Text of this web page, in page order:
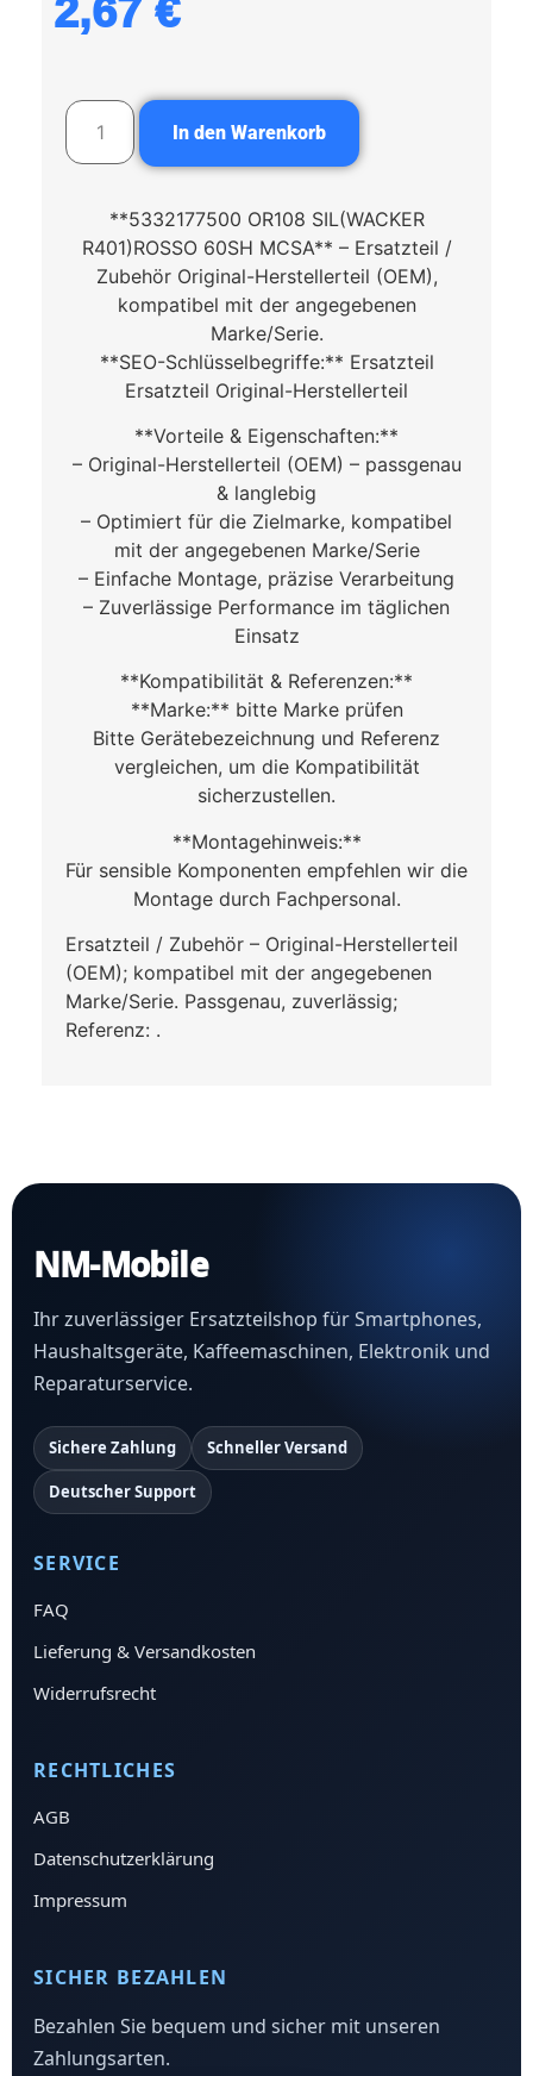
2,67 €
In den Warenkorb
**5332177500 OR108 SIL(WACKER
R401)ROSSO 60SH MCSA** – Ersatzteil /
Zubehör Original-Herstellerteil (OEM),
kompatibel mit der angegebenen
Marke/Serie.
**SEO-Schlüsselbegriffe:** Ersatzteil
Ersatzteil Original-Herstellerteil
**Vorteile & Eigenschaften:**
– Original-Herstellerteil (OEM) – passgenau
& langlebig
– Optimiert für die Zielmarke, kompatibel
mit der angegebenen Marke/Serie
– Einfache Montage, präzise Verarbeitung
– Zuverlässige Performance im täglichen
Einsatz
**Kompatibilität & Referenzen:**
**Marke:** bitte Marke prüfen
Bitte Gerätebezeichnung und Referenz
vergleichen, um die Kompatibilität
sicherzustellen.
**Montagehinweis:**
Für sensible Komponenten empfehlen wir die
Montage durch Fachpersonal.
Ersatzteil / Zubehör – Original-Herstellerteil
(OEM); kompatibel mit der angegebenen
Marke/Serie. Passgenau, zuverlässig;
Referenz: .
NM-Mobile
Ihr zuverlässiger Ersatzteilshop für Smartphones,
Haushaltsgeräte, Kaffeemaschinen, Elektronik und
Reparaturservice.
Sichere Zahlung Schneller Versand
Deutscher Support
SERVICE
FAQ
Lieferung & Versandkosten
Widerrufsrecht
RECHTLICHES
AGB
Datenschutzerklärung
Impressum
SICHER BEZAHLEN
Bezahlen Sie bequem und sicher mit unseren
Zahlungsarten.